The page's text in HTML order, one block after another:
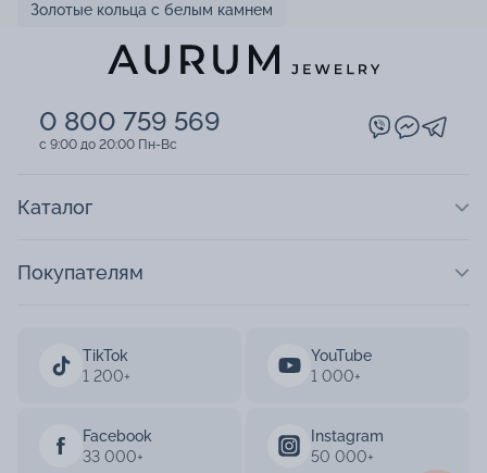
Золотые кольца с белым камнем
0 800 759 569
c 9:00 до 20:00 Пн-Вс
TikTok
1 200+
YouTube
1 000+
Facebook
33 000+
Instagram
50 000+
Каталог
Покупателям